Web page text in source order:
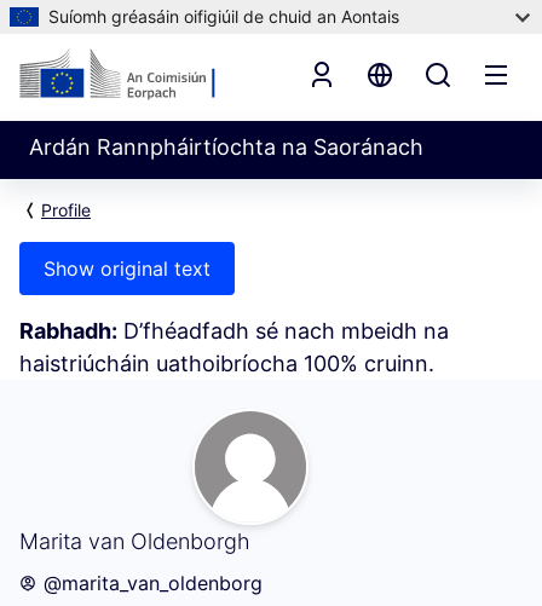
Suíomh gréasáin oifigiúil de chuid an Aontais
Ardán Rannpháirtíochta na Saoránach
Profile
Show original text
Rabhadh: D’fhéadfadh sé nach mbeidh na
haistriúcháin uathoibríocha 100% cruinn.
Marita van Oldenborgh
Mo Ghníomhaíocht (Marita van Oldenborgh)
@marita_van_oldenborg